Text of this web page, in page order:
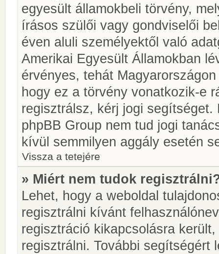
egyesült államokbeli törvény,
írásos szülői vagy gondviselői
éven aluli személyektől való
Amerikai Egyesült Államokban
érvényes, tehát
hogy ez a törvény vonatkozik-e
regisztrálsz, kérj jogi
phpBB Group nem tud jogi
kívül semmilyen aggály esetén
Vissza a tetejére
» Miért nem tudok
Lehet, hogy a weboldal
regisztrálni kívánt
regisztráció kikapcsolásra
regisztrálni. További segítségért